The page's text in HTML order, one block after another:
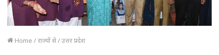
Home /राज्यों से/उत्तर प्रदेश